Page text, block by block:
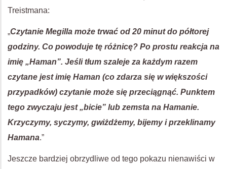
Treistmana:
„Czytanie Megilla może trwać od 20 minut do półtorej
godziny. Co powoduje tę różnicę? Po prostu reakcja na
imię „Haman”. Jeśli tłum szaleje za każdym razem
czytane jest imię Haman (co zdarza się w większości
przypadków) czytanie może się przeciągnąć. Punktem
tego zwyczaju jest „bicie” lub zemsta na Hamanie.
Krzyczymy, syczymy, gwiżdżemy, bijemy i przeklinamy
Hamana.”
Jeszcze bardziej obrzydliwe od tego pokazu nienawiści w